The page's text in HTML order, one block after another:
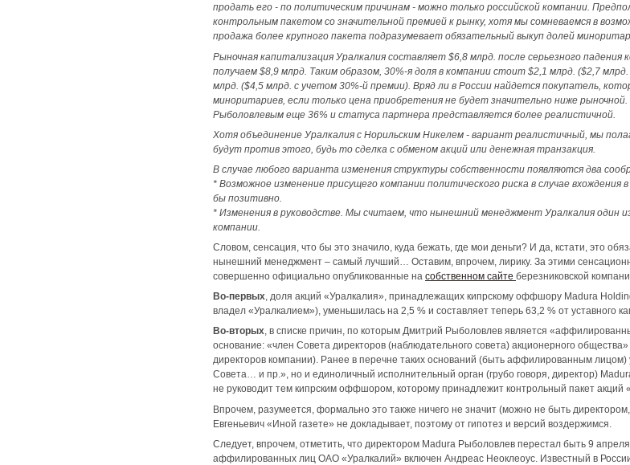
продать его - по политическим причинам - можно только российской компании.
контрольным пакетом со значительной премией к рынку, хотя мы сомневаемся в
продажа более крупного пакета подразумевает обязательный выкуп долей
Рыночная капитализация Уралкалия составляет $6,8 млрд. после серьезного
получаем $8,9 млрд. Таким образом, 30%-я доля в компании стоит $2,1 млрд. ($2,7
млрд. ($4,5 млрд. с учетом 30%-й премии). Вряд ли в России найдется покупатель,
миноритариев, если только цена приобретения не будет значительно ниже
Рыболовлевым еще 36% и статуса партнера представляется более реалистичной.
Хотя объединение Уралкалия с Норильским Никелем - вариант реалистичный, мы
будут против этого, будь то сделка с обменом акций или денежная транзакция.
В случае любого варианта изменения структуры собственности появляются два
* Возможное изменение присущего компании политического риска в случае
бы позитивно.
* Изменения в руководстве. Мы считаем, что нынешний менеджмент Уралкалия один
компании.
Словом, сенсация, что бы это значило, куда бежать, где мои деньги? И да, кстати, это
нынешний менеджмент – самый лучший… Оставим, впрочем, лирику. За этими
совершенно официально опубликованные на собственном сайте березниковской
Во-первых, доля акций «Уралкалия», принадлежащих кипрскому оффшору Madura
владел «Уралкалием»), уменьшилась на 2,5 % и составляет теперь 63,2 % от уставного
Во-вторых, в списке причин, по которым Дмитрий Рыболовлев является
основание: «член Совета директоров (наблюдательного совета) акционерного
директоров компании). Ранее в перечне таких оснований (быть аффилированным лицом)
Совета… и пр.», но и единоличный исполнительный орган (грубо говоря, директор)
не руководит тем кипрским оффшором, которому принадлежит контрольный пакет акций
Впрочем, разумеется, формально это также ничего не значит (можно не быть
Евгеньевич «Иной газете» не докладывает, поэтому от гипотез и версий воздержимся.
Следует, впрочем, отметить, что директором Madura Рыболовлев перестал быть 9
аффилированных лиц ОАО «Уралкалий» включен Андреас Неоклеоус. Известный в